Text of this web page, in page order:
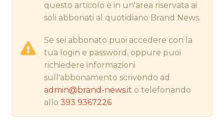
ESTERNA
TV
questo articolo è in un'area riservata ai
soli abbonati al quotidiano Brand News.
Se sei abbonato puoi accedere con la
tua login e password, oppure puoi
richiedere informazioni
sull'abbonamento scrivendo ad
admin@brand-news.it o telefonando
allo393 9367226